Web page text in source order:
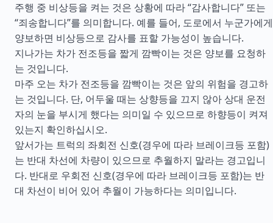
주행 중 비상등을 켜는 것은 상황에 따라 “감사합니다” 또는
“죄송합니다”를 의미합니다. 예를 들어, 도로에서 누군가에게
양보하면 비상등으로 감사를 표할 가능성이 높습니다.
지나가는 차가 전조등을 짧게 깜빡이는 것은 양보를 요청하
는 것입니다.
마주 오는 차가 전조등을 깜빡이는 것은 앞의 위험을 경고하
는 것입니다. 단, 어두울 때는 상향등을 끄지 않아 상대 운전
자의 눈을 부시게 했다는 의미일 수 있으므로 하향등이 켜져
있는지 확인하십시오.
앞서가는 트럭의 좌회전 신호(경우에 따라 브레이크등 포함)
는 반대 차선에 차량이 있으므로 추월하지 말라는 경고입니
다. 반대로 우회전 신호(경우에 따라 브레이크등 포함)는 반
대 차선이 비어 있어 추월이 가능하다는 의미입니다.